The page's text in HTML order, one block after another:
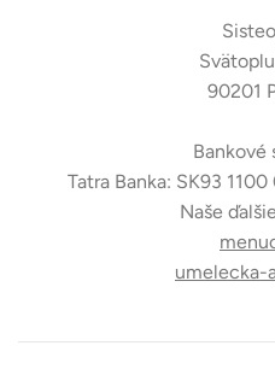
90201
Bankové
Tatra Banka: SK93
Naše
umelecka-